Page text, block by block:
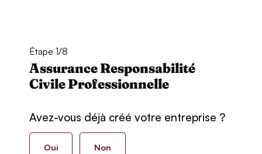
Étape 1/8
Assurance Responsabilité
Civile Professionnelle
Avez-vous déjà créé votre entreprise ?
Oui Non